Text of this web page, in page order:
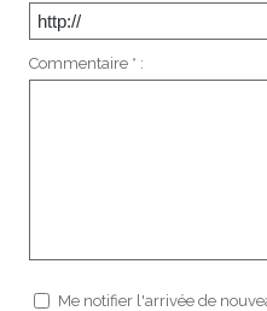
Commentaire * :
Me notifier l'arrivée de